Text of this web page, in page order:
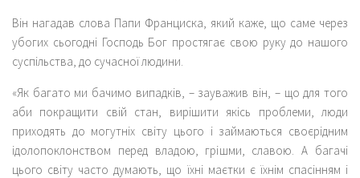
Він нагадав слова Папи Франциска, який каже, що саме через
убогих сьогодні Господь Бог простягає свою руку до нашого
суспільства, до сучасної людини.
«Як багато ми бачимо випадків, – зауважив він, – що для того
аби покращити свій стан, вирішити якісь проблеми, люди
приходять до могутніх світу цього і займаються своєрідним
ідолопоклонством перед владою, грішми, славою. А багачі
цього світу часто думають, що їхні маєтки є їхнім спасінням і